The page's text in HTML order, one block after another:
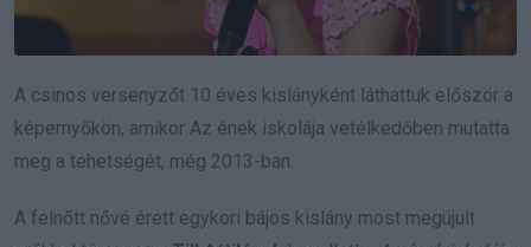
A csinos versenyzőt 10 éves kislányként láthattuk először a
képernyőkön, amikor Az ének iskolája vetélkedőben mutatta
meg a tehetségét, még 2013-ban.
A felnőtt nővé érett egykori bájos kislány most megújult